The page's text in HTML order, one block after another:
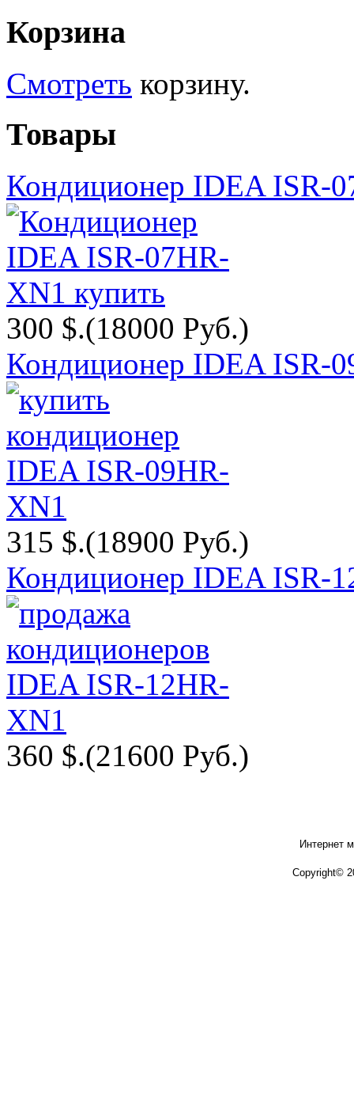
Корзина
Смотреть корзину.
Товары
Кондиционер IDEA ISR-
300 $.(18000 Руб.)
Кондиционер IDEA ISR-
315 $.(18900 Руб.)
Кондиционер IDEA ISR-
360 $.(21600 Руб.)
Интернет
Copyright©